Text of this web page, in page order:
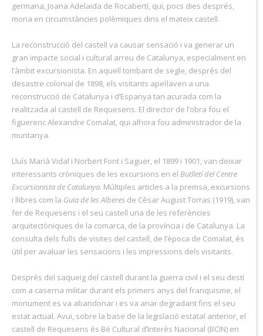
germana, Joana Adelaida de Rocabertí, qui, pocs dies després,
moria en circumstàncies polèmiques dins el mateix castell.
La reconstrucció del castell va causar sensació i va generar un
gran impacte social i cultural arreu de Catalunya, especialment en
l’àmbit excursionista. En aquell tombant de segle, després del
desastre colonial de 1898, els visitants apel·laven a una
reconstrucció de Catalunya i d’Espanya tan acurada com la
realitzada al castell de Requesens. El director de l’obra fou el
figuerenc Alexandre Comalat, qui alhora fou administrador de la
muntanya.
Lluís Marià Vidal i Norbert Font i Saguer, el 1899 i 1901, van deixar
interessants cròniques de les excursions en el Butlletí del Centre
Excursionista de Catalunya. Múltiples articles a la premsa, excursions
i llibres com la Guia de les Alberes de Cèsar August Torras (1919), van
fer de Requesens i el seu castell una de les referències
arquitectòniques de la comarca, de la província i de Catalunya. La
consulta dels fulls de visites del castell, de l’època de Comalat, és
útil per avaluar les sensacions i les impressions dels visitants.
Després del saqueig del castell durant la guerra civil i el seu destí
com a caserna militar durant els primers anys del franquisme, el
monument es va abandonar i es va anar degradant fins el seu
estat actual. Avui, sobre la base de la legislació estatal anterior, el
castell de Requesens és Bé Cultural d’Interès Nacional (BCIN) en